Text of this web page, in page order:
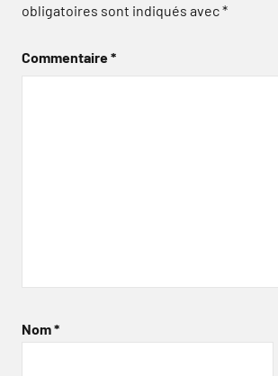
obligatoires sont indiqués avec*
Commentaire*
Nom*